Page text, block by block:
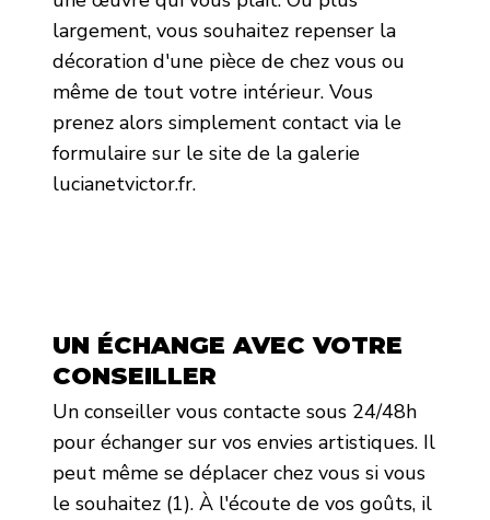
largement, vous souhaitez repenser la
décoration d'une pièce de chez vous ou
même de tout votre intérieur. Vous
prenez alors simplement contact via le
formulaire sur le site de la galerie
lucianetvictor.fr.
UN ÉCHANGE AVEC VOTRE
CONSEILLER
Un conseiller vous contacte sous 24/48h
pour échanger sur vos envies artistiques. Il
peut même se déplacer chez vous si vous
le souhaitez (1). À l'écoute de vos goûts, il